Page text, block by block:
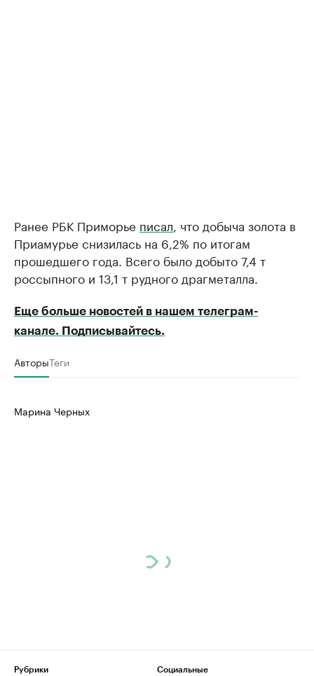
Ранее РБК Приморье писал, что добыча золота в
Приамурье снизилась на 6,2% по итогам
прошедшего года. Всего было добыто 7,4 т
россыпного и 13,1 т рудного драгметалла.
Еще больше новостей в нашем телеграм-
канале. Подписывайтесь.
АвторыТеги
Марина Черных
Рубрики
Социальные